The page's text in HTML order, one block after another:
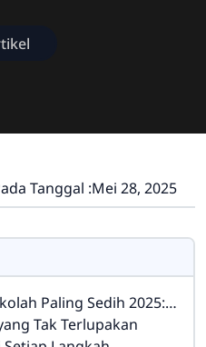
Tanggal :Mei 28, 2025
Rasa Terima Kasih dan Kenangan Abadi
Tak Terlupakan